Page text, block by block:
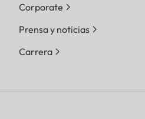
Corporate
Prensa y noticias
Carrera